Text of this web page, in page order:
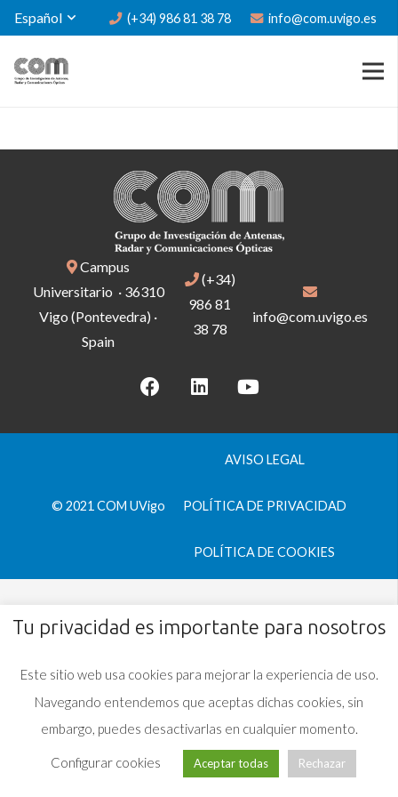
Español (+34) 986 81 38 78 info@com.uvigo.es
Campus
Universitario · 36310
Vigo (Pontevedra) ·
Spain
(+34)
986 81
38 78
info@com.uvigo.es
© 2021 COM UVigo
AVISO LEGAL
POLÍTICA DE PRIVACIDAD
POLÍTICA DE COOKIES
Tu privacidad es importante para nosotros
Este sitio web usa cookies para mejorar la experiencia de uso.
Navegando entendemos que aceptas dichas cookies, sin
embargo, puedes desactivarlas en cualquier momento.
Configurar cookies Aceptar todas Rechazar